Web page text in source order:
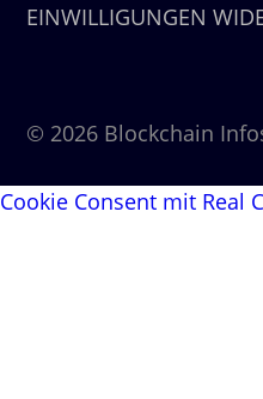
EINWILLIGUNGEN
© 2026 Blockchain
Cookie Consent mit Real